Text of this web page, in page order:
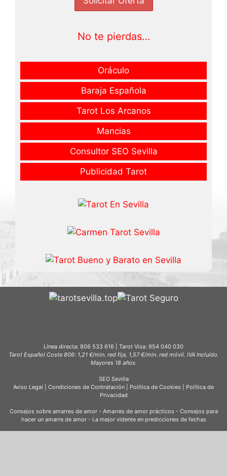
No te pierdas…
Oráculo
Baraja Española
Tarot Los Arcanos
Mancias
Consultor SEO Sevilla
Publicidad Tarot
Línea directa: 806 533 616 | Tarot Visa: 954 040 030
Tarot Español Coste 806: 1,21 €/min. red fija, 1,57 €/min. red móvil. IVA Incluído.
Mayores 18 años.
SEO Sevilla
Aviso Legal
Condiciones de Contratación Política de Cookies
Política de
Privacidad
Consejos sobre amarres de amor- Amarres de amor prácticos - Consejos para
hacer un amarre de amor- La mejor vidente en predicciones de fechas